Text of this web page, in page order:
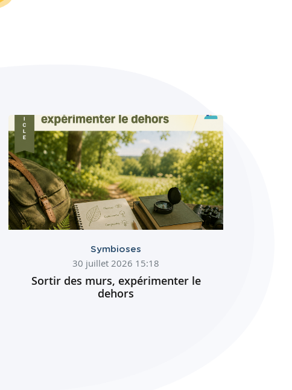
Symbioses
30 juillet 2026 15:18
Sortir des murs, expérimenter le
dehors